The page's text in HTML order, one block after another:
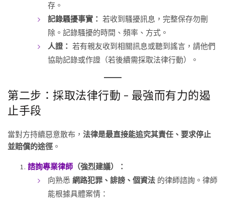
存。
記錄騷擾事實： 若收到騷擾訊息，完整保存勿刪
除。記錄騷擾的時間、頻率、方式。
人證： 若有親友收到相關訊息或聽到謠言，請他們
協助記錄或作證（若後續需採取法律行動）。
第二步：採取法律行動 – 最強而有力的遏
止手段
當對方持續惡意散布， 法律是最直接能追究其責任、要求停止
並賠償的途徑 。
諮詢專業律師 （強烈建議）：
向熟悉 網路犯罪、誹謗、個資法 的律師諮詢。律師
能根據具體案情：